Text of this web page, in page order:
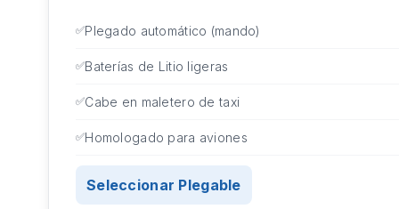
Plegado automático (mando)
Baterías de Litio ligeras
Cabe en maletero de taxi
Homologado para aviones
Seleccionar Plegable